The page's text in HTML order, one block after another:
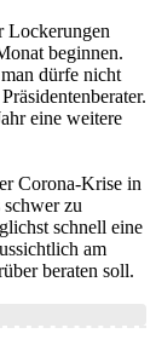
Lockerungen
beginnen.
dürfe nicht
eine weitere
Corona-Krise in
zu
schnell eine
am
beraten soll.